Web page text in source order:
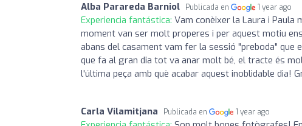
Alba Parareda Barniol Publicada en 1 year ago
Experiencia fantástica: Vam conèixer la Laura i Paula
moment van ser molt properes i per aquest motiu
abans del casament vam fer la sessió "preboda" que
que fa al gran dia tot va anar molt bé, el tracte és
l'última peça amb què acabar aquest inoblidable dia!
Carla Vilamitjana Publicada en 1 year ago